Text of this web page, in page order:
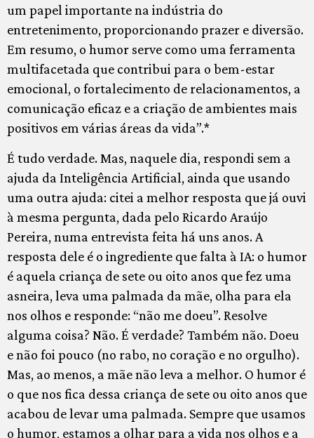
um papel importante na indústria do
entretenimento, proporcionando prazer e diversão.
Em resumo, o humor serve como uma ferramenta
multifacetada que contribui para o bem-estar
emocional, o fortalecimento de relacionamentos, a
comunicação eficaz e a criação de ambientes mais
positivos em várias áreas da vida”.*
É tudo verdade. Mas, naquele dia, respondi sem a
ajuda da Inteligência Artificial, ainda que usando
uma outra ajuda: citei a melhor resposta que já ouvi
à mesma pergunta, dada pelo Ricardo Araújo
Pereira, numa entrevista feita há uns anos. A
resposta dele é o ingrediente que falta à IA: o humor
é aquela criança de sete ou oito anos que fez uma
asneira, leva uma palmada da mãe, olha para ela
nos olhos e responde: “não me doeu”. Resolve
alguma coisa? Não. É verdade? Também não. Doeu
e não foi pouco (no rabo, no coração e no orgulho).
Mas, ao menos, a mãe não leva a melhor. O humor é
o que nos fica dessa criança de sete ou oito anos que
acabou de levar uma palmada. Sempre que usamos
o humor, estamos a olhar para a vida nos olhos e a